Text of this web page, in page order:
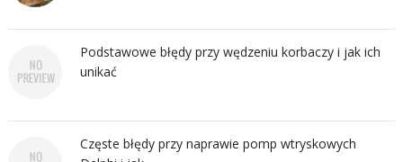
Podstawowe błędy przy wędzeniu korbaczy i jak ich
unikać
Częste błędy przy naprawie pomp wtryskowych